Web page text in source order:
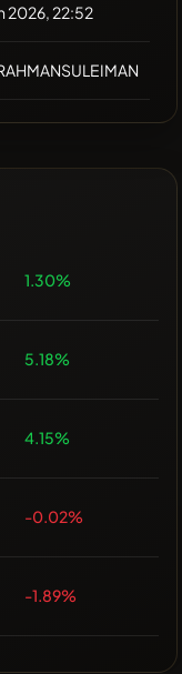
2026, 22:52
1.30%
5.18%
4.15%
-0.02%
-1.89%